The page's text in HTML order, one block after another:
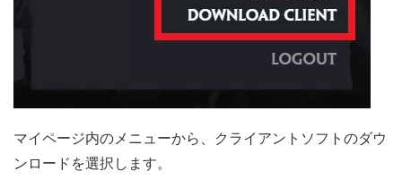
マイページ内のメニューから、クライアントソフトのダウ
ンロードを選択します。